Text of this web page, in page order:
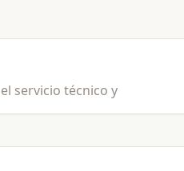
servicio técnico y